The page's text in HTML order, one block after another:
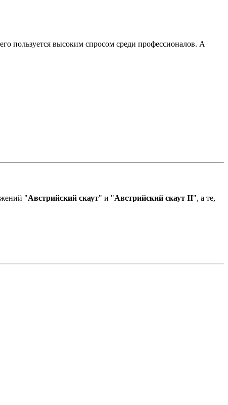
пользуется высоким спросом среди профессионалов. А
"Австрийский скаут" и "Австрийский скаут II", а те,